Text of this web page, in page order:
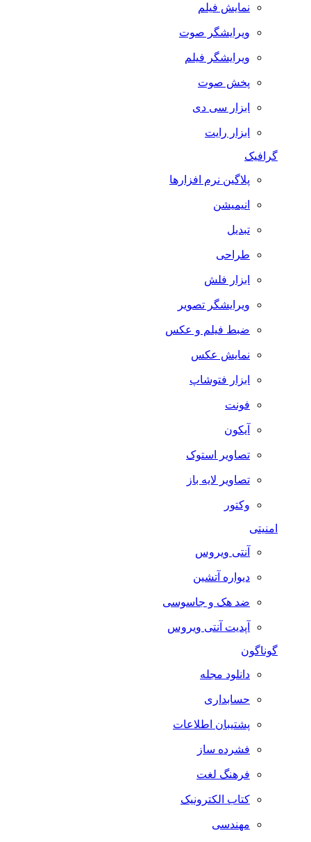
نمایش فیلم
ویرایشگر صوت
ویرایشگر فیلم
پخش صوت
ابزار سی دی
ابزار رایت
گرافیک
پلاگین نرم افزارها
انیمیشن
تبدیل
طراحی
ابزار فلش
ویرایشگر تصویر
ضبط فيلم و عكس
نمایش عکس
ابزار فتوشاپ
فونت
آیکون
تصاویر استوک
تصاویر لایه باز
وکتور
امنیتی
آنتی ویروس
دیواره آتشین
ضد هک و جاسوسی
آپدیت آنتی ویروس
گوناگون
دانلود مجله
حسابداری
پشتیبان اطلاعات
فشرده ساز
فرهنگ لغت
کتاب الکترونیک
مهندسی